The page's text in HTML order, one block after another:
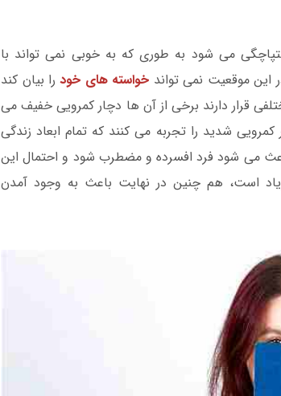
می شود به طوری که به خوبی نمی تواند با
موقعیت نمی تواند خواسته های خود را بیان کند
قرار دارند برخی از آن ها دچار کمرویی خفیف می
شدید را تجربه می کنند که تمام ابعاد زندگی
می شود فرد افسرده و مضطرب شود و احتمال این
است، هم چنین در نهایت باعث به وجود آمدن